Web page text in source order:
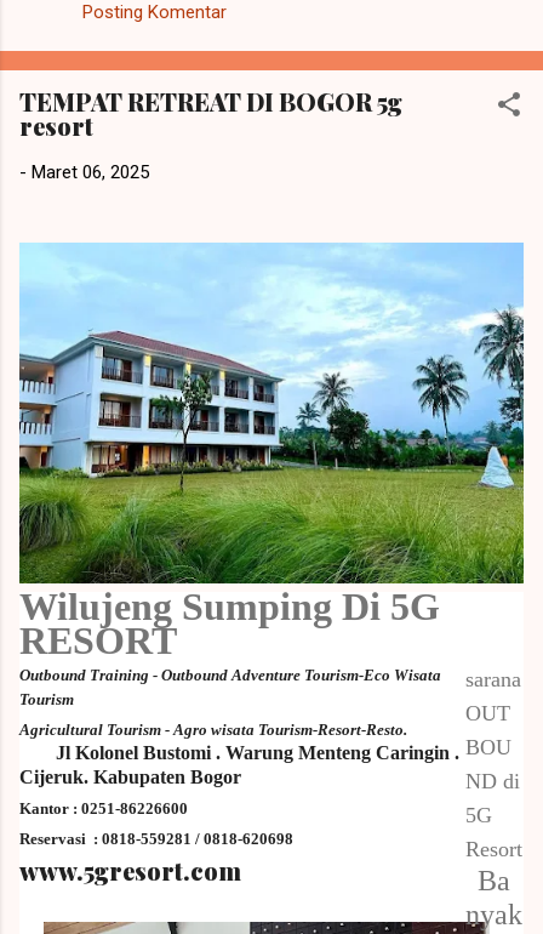
perjalanan dan pengalaman tak terlupakan di 5G Resort.
Kebutuhan resort atau tempat semacamnya jadi kebutuhan
rutinitas dan melakukan kegiatan refreshing sangat baik bagi
kesehatan tubuh. Seperti batrei yang di charge ulang sehingga
menambah energy yang sudah melemah. Hati yang gembira
Posting Komentar
TEMPAT RETREAT DI BOGOR 5g
resort
- Maret 06, 2025
Wilujeng Sumping Di 5G
RESORT
Outbound Training - Outbound Adventure Tourism-Eco Wisata
Tourism
Agricultural Tourism - Agro wisata Tourism-Resort-Resto.
Jl Kolonel Bustomi . Warung Menteng Caringin .
Cijeruk. Kabupaten Bogor
Kantor : 0251-86226600
Reservasi : 0818-559281 / 0818-620698
www.5gresort.com
sarana
OUT
BOU
ND di
5G
Resort
Ba
nyak